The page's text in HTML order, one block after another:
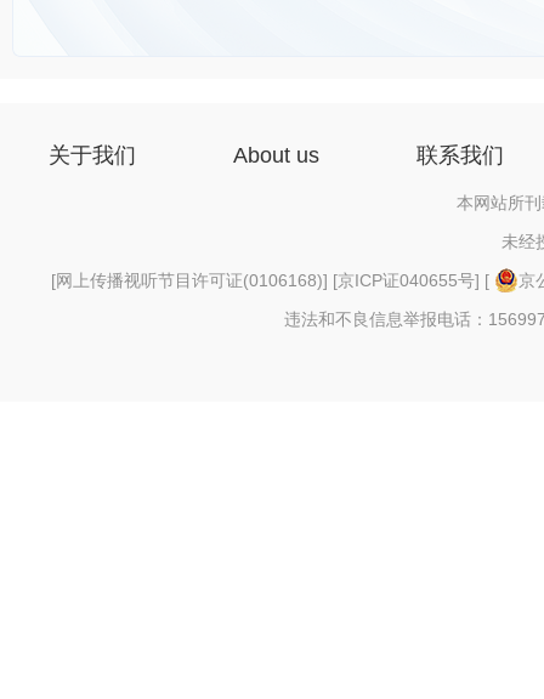
关于我们 About us 联系我们
本网站所
未经
[网上传播视听节目许可证(0106168)] [京ICP证040655号] [
京
违法和不良信息举报电话：